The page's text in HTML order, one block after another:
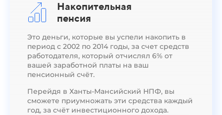
Накопительная
пенсия
Это деньги, которые вы успели накопить в
период с 2002 по 2014 годы, за счет средств
работодателя, который отчислял 6% от
вашей заработной платы на ваш
пенсионный счёт.
Перейдя в Ханты-Мансийский НПФ, вы
сможете приумножать эти средства каждый
год, за счёт инвестиционного дохода.